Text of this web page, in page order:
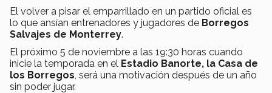
El volver a pisar el emparrillado en un partido oficial es
lo que ansían entrenadores y jugadores de Borregos
Salvajes de Monterrey.
El próximo 5 de noviembre a las 19:30 horas cuando
inicie la temporada en el Estadio Banorte, la Casa de
los Borregos , será una motivación después de un año
sin poder jugar.